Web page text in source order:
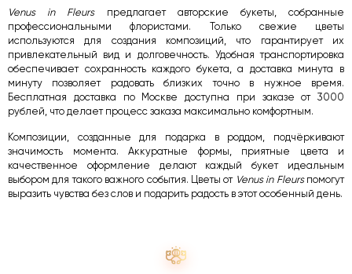
Venus in Fleursпредлагает авторские букеты, собранные
профессиональными флористами. Только свежие цветы
используются для создания композиций, что гарантирует их
привлекательный вид и долговечность. Удобная транспортировка
обеспечивает сохранность каждого букета, а доставка минута в
минуту позволяет радовать близких точно в нужное время.
Бесплатная доставка по Москве доступна при заказе от 3000
рублей, что делает процесс заказа максимально комфортным.
Композиции, созданные для подарка в роддом, подчёркивают
значимость момента. Аккуратные формы, приятные цвета и
качественное оформление делают каждый букет идеальным
выбором для такого важного события. Цветы от Venus in Fleursпомогут
выразить чувства без слов и подарить радость в этот особенный день.